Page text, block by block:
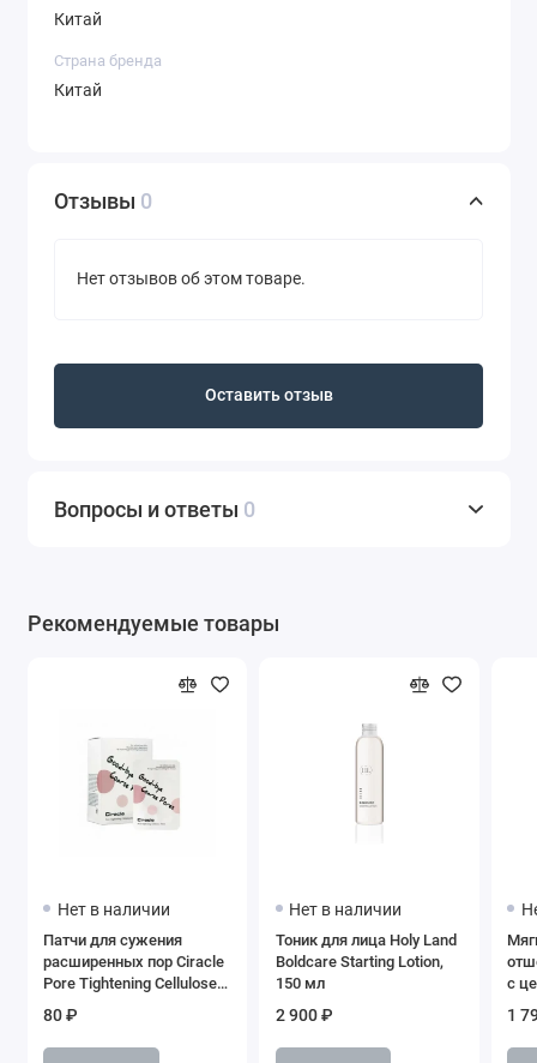
Китай
Страна бренда
Китай
Отзывы 0
Нет отзывов об этом товаре.
Оставить отзыв
Вопросы и ответы 0
Рекомендуемые товары
Нет в наличии
Патчи для сужения
расширенных пор Ciracle
Pore Tightening Cellulose
Patch, 5 мл
80 ₽
Нет в наличии
Тоник для лица Holy Land
Boldcare Starting Lotion,
150 мл
2 900 ₽
с
1